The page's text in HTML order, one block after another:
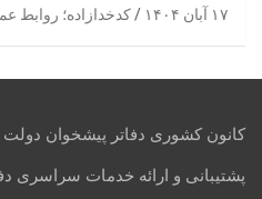
۱۷ آبان ۱۴۰۴ کدخدازاده؛ روابط
کانون کشوری دفاتر پیشخوان دولت
پشتیبانی و ارائه خدمات سراسری